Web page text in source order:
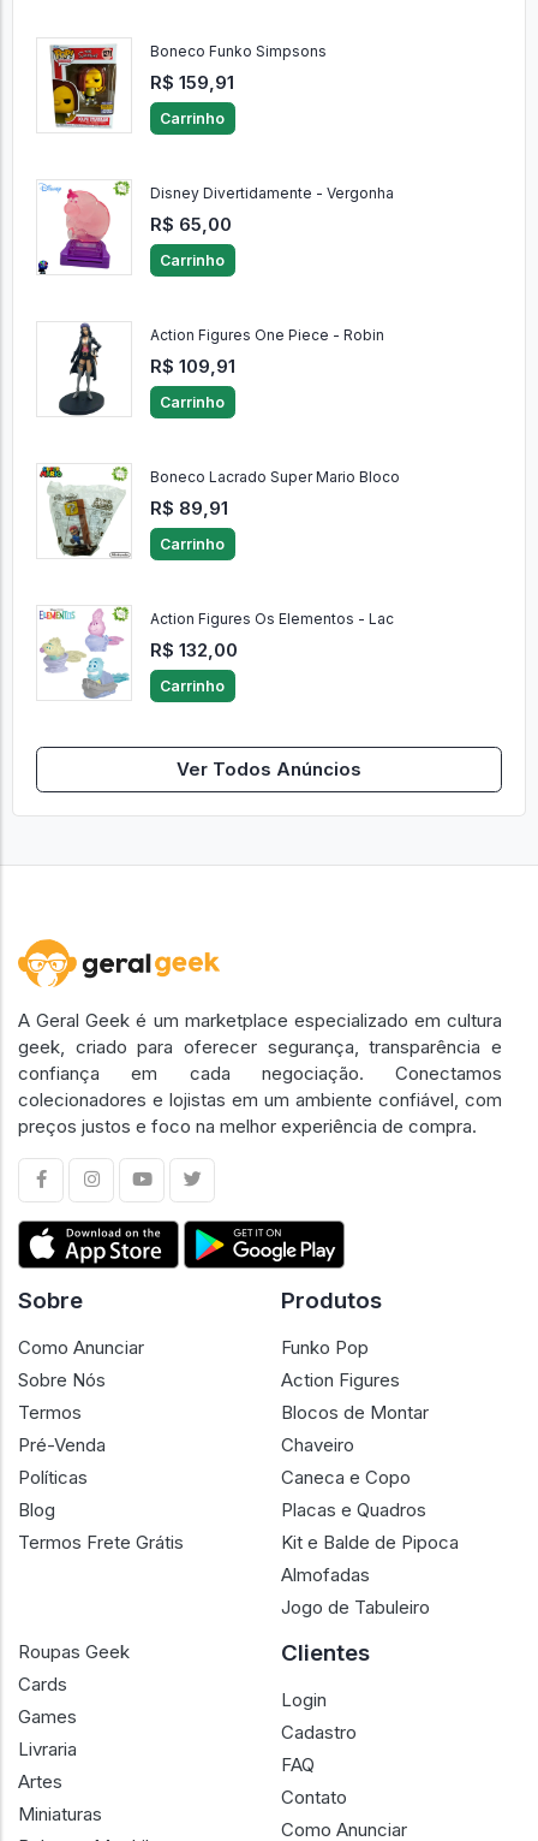
Boneco Funko Simpsons
R$ 159,91
Carrinho
Disney Divertidamente - Vergonha
R$ 65,00
Carrinho
Action Figures One Piece - Robin
R$ 109,91
Carrinho
Boneco Lacrado Super Mario Bloco
R$ 89,91
Carrinho
Action Figures Os Elementos - Lac
R$ 132,00
Carrinho
Ver Todos Anúncios
A Geral Geek é um marketplace especializado em cultura
geek, criado para oferecer segurança, transparência e
confiança em cada negociação. Conectamos
colecionadores e lojistas em um ambiente confiável, com
preços justos e foco na melhor experiência de compra.
Sobre
Como Anunciar
Sobre Nós
Termos
Pré-Venda
Políticas
Blog
Termos Frete Grátis
Produtos
Funko Pop
Action Figures
Blocos de Montar
Chaveiro
Caneca e Copo
Placas e Quadros
Kit e Balde de Pipoca
Almofadas
Jogo de Tabuleiro
Roupas Geek
Cards
Games
Livraria
Artes
Miniaturas
Clientes
Login
Cadastro
FAQ
Contato
Como Anunciar